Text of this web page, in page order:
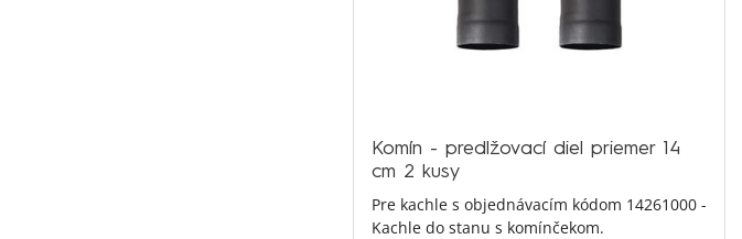
Komín - predlžovací diel priemer 14
cm 2 kusy
Pre kachle s objednávacím kódom 14261000 -
Kachle do stanu s komínčekom.